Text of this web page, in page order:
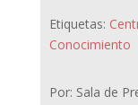
Etiquetas:
Conocimiento
Por: Sala de